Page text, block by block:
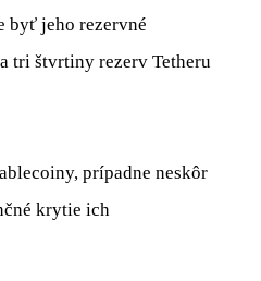
byť jeho rezervné
tri štvrtiny rezerv Tetheru
prípadne neskôr
krytie ich